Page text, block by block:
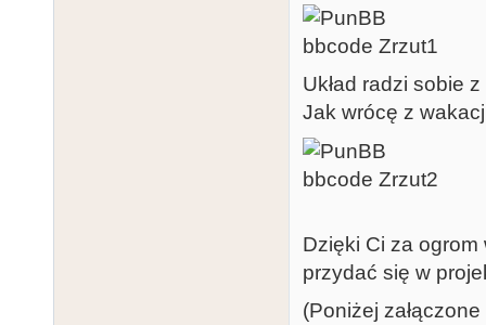
Układ radzi sobie
Jak wrócę z
Dzięki Ci za ogrom
przydać się w
(Poniżej